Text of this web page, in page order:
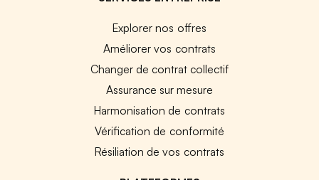
Explorer nos offres
Améliorer vos contrats
Changer de contrat collectif
Assurance sur mesure
Harmonisation de contrats
Vérification de conformité
Résiliation de vos contrats